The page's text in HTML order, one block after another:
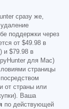
сразу же,
поддержки через
от $49.98 в
и $79.98 в
для Mac)
страницы
от страны или
Ваша
по действующей